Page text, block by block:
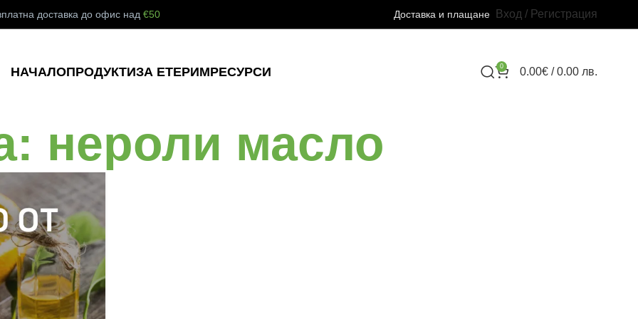
доставка до офис над€50 Доставка и плащане Вход / Регистрация
НАЧАЛОПРОДУКТИЗА ЕТЕРИМРЕСУРСИ 0 0.00€/ 0.00 лв.
нероли масло